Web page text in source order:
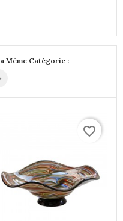
Même Catégorie :
favorite_border